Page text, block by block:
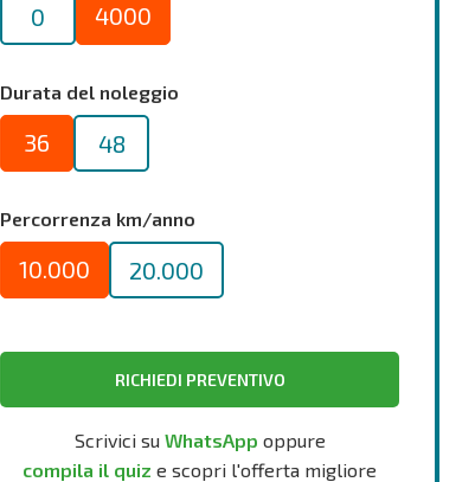
0 4000
Durata del noleggio
36 48
Percorrenza km/anno
10.000 20.000
RICHIEDI PREVENTIVO
Scrivici su WhatsApp oppure
compila il quiz e scopri l'offerta migliore